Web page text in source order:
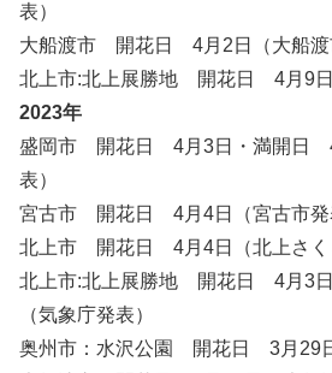
表）
大船渡市 開花日 4月2日（大船渡
北上市:北上展勝地 開花日 4月9日
2023年
盛岡市 開花日 4月3日・満開日
表）
宮古市 開花日 4月4日（宮古市発
北上市 開花日 4月4日（北上さく
北上市:北上展勝地 開花日 4月3
（気象庁発表）
奥州市：水沢公園 開花日 3月29日